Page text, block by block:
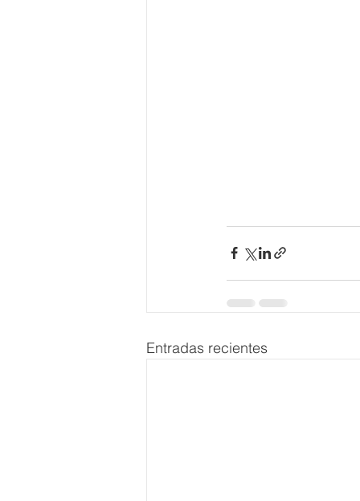
Entradas recientes